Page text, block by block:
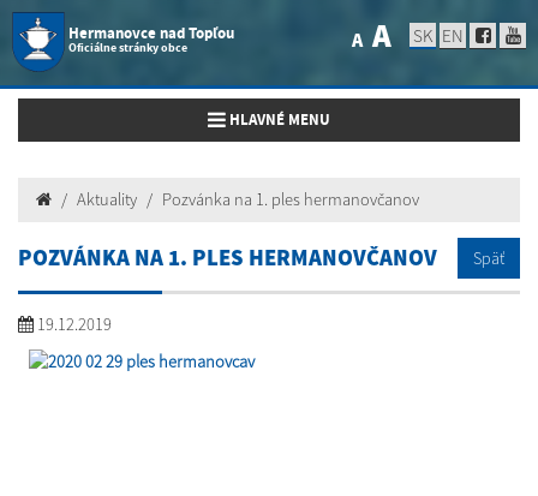
Hermanovce nad Topľou
Oficiálne stránky obce A A SK EN
Toggle navigation
HLAVNÉ MENU
Aktuality Pozvánka na 1. ples hermanovčanov
POZVÁNKA NA 1. PLES HERMANOVČANOV Späť
19.12.2019